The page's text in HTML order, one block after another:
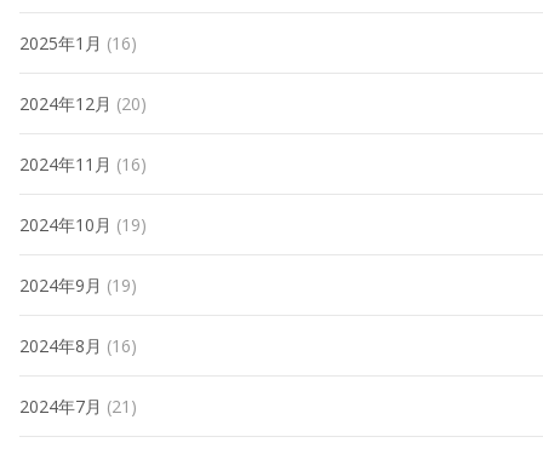
2025年1月 (16)
2024年12月 (20)
2024年11月 (16)
2024年10月 (19)
2024年9月 (19)
2024年8月 (16)
2024年7月 (21)